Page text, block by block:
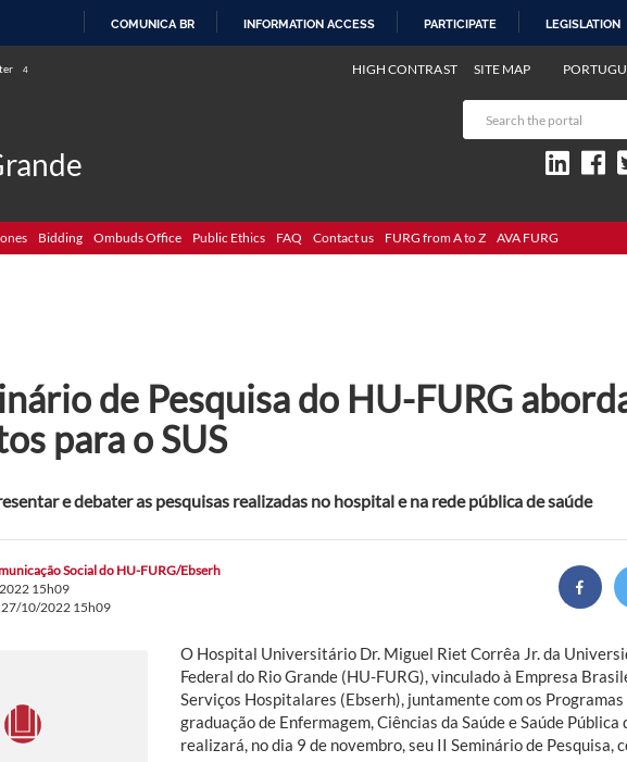
COMUNICA BR INFORMATION ACCESS PARTICIPATE LEGISLATION
4 HIGH CONTRAST SITE MAP
Bidding Ombuds Office Public Ethics FAQ Contact us FURG from A to Z AVA FURG
de Pesquisa do HU-FURG
para o SUS
e debater as pesquisas realizadas no hospital e na rede pública de saúde
Social do HU-FURG/Ebserh
15h09
27/10/2022 15h09
O Hospital Universitário Dr. Miguel Riet Corrêa Jr. da
Federal do Rio Grande (HU-FURG), vinculado à Empresa
Serviços Hospitalares (Ebserh), juntamente com os Programas
graduação de Enfermagem, Ciências da Saúde e Saúde Pública
realizará, no dia 9 de novembro, seu II Seminário de Pesquisa,